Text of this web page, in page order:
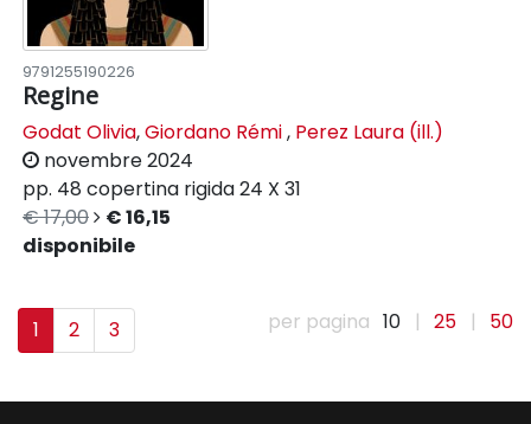
9791255190226
Regine
Godat Olivia,Giordano Rémi, Perez Laura (ill.)
novembre 2024
pp. 48 copertina rigida24 X 31
€ 17,00
€ 16,15
disponibile
1 2 3 per pagina 10 | 25 | 50